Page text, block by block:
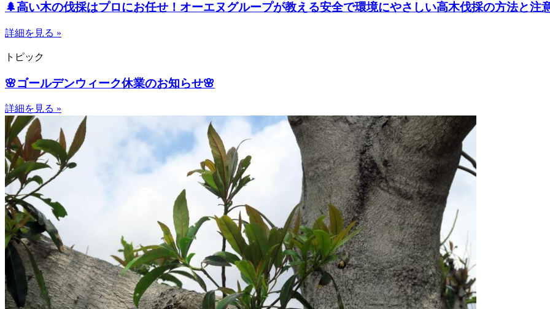
🌲高い木の伐採はプロにお任せ！オーエヌグループが教える安全で環境にやさしい高木伐採の方法と注
詳細を見る »
トピック
🌸ゴールデンウィーク休業のお知らせ🌸
詳細を見る »